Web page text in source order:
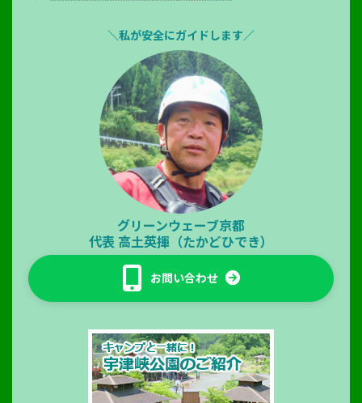
＼私が安全にガイドします／
グリーンウェーブ京都
代表 高土英揮（たかどひでき）
お問い合わせ